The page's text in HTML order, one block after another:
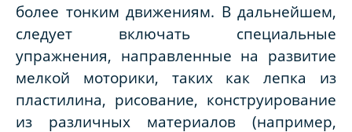
более тонким движениям. В дальнейшем,
следует включать специальные
упражнения, направленные на развитие
мелкой моторики, таких как лепка из
пластилина, рисование, конструирование
из различных материалов (например,